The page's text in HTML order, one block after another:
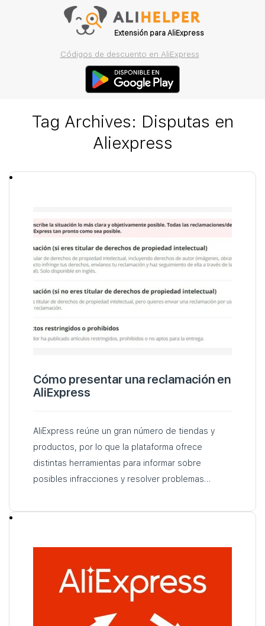
Extensión para AliExpress
Códigos de descuento en AliExpress
Tag Archives: Disputas en
Aliexpress
Cómo presentar una reclamación en
AliExpress
AliExpress reúne un gran número de tiendas y
productos, por lo que la plataforma ofrece
distintas herramientas para informar sobre
posibles infracciones y resolver problemas